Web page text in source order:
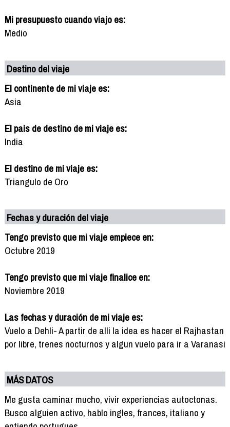
Mi presupuesto cuando viajo es:
Medio
Destino del viaje
El continente de mi viaje es:
Asia
El pais de destino de mi viaje es:
India
El destino de mi viaje es:
Triangulo de Oro
Fechas y duración del viaje
Tengo previsto que mi viaje empiece en:
Octubre 2019
Tengo previsto que mi viaje finalice en:
Noviembre 2019
Las fechas y duración de mi viaje es:
Vuelo a Dehli- A partir de alli la idea es hacer el Rajhastan
por libre, trenes nocturnos y algun vuelo para ir a Varanasi
MÁS DATOS
Me gusta caminar mucho, vivir experiencias autoctonas.
Busco alguien activo, hablo ingles, frances, italiano y